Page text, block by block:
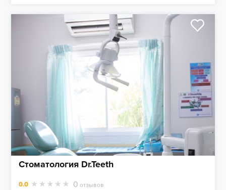
Стоматология Dr.Teeth
0.0 0 отзывов